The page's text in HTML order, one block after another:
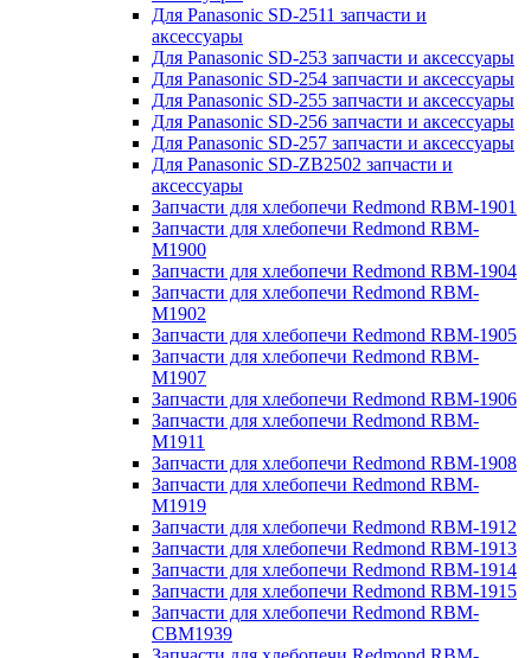
Для Panasonic SD-2511 запчасти и
аксессуары
Для Panasonic SD-253 запчасти и аксессуары
Для Panasonic SD-254 запчасти и аксессуары
Для Panasonic SD-255 запчасти и аксессуары
Для Panasonic SD-256 запчасти и аксессуары
Для Panasonic SD-257 запчасти и аксессуары
Для Panasonic SD-ZB2502 запчасти и
аксессуары
Запчасти для хлебопечи Redmond RBM-1901
Запчасти для хлебопечи Redmond RBM-
M1900
Запчасти для хлебопечи Redmond RBM-1904
Запчасти для хлебопечи Redmond RBM-
M1902
Запчасти для хлебопечи Redmond RBM-1905
Запчасти для хлебопечи Redmond RBM-
M1907
Запчасти для хлебопечи Redmond RBM-1906
Запчасти для хлебопечи Redmond RBM-
M1911
Запчасти для хлебопечи Redmond RBM-1908
Запчасти для хлебопечи Redmond RBM-
M1919
Запчасти для хлебопечи Redmond RBM-1912
Запчасти для хлебопечи Redmond RBM-1913
Запчасти для хлебопечи Redmond RBM-1914
Запчасти для хлебопечи Redmond RBM-1915
Запчасти для хлебопечи Redmond RBM-
CBM1939